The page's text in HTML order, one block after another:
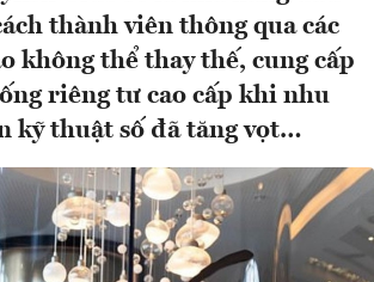
thành viên thông qua các
không thể thay thế, cung cấp
riêng tư cao cấp khi nhu
kỹ thuật số đã tăng vọt…